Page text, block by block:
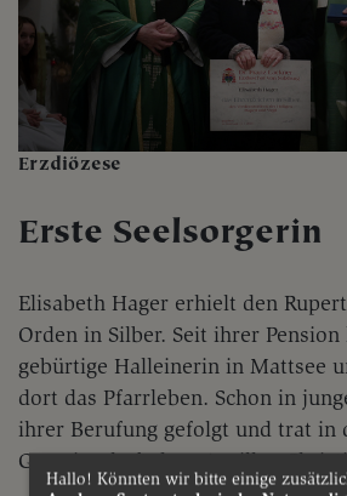
Erzdiözese
Erste Seelsorgerin
Elisabeth Hager erhielt den
Orden in Silber. Seit ihrer
gebürtige Halleinerin in Mattsee
dort das Pfarrleben. Schon in
ihrer Berufung gefolgt und trat in
Gemeinschaft der „Ancillae
Hallo! Könnten wir bitte einige